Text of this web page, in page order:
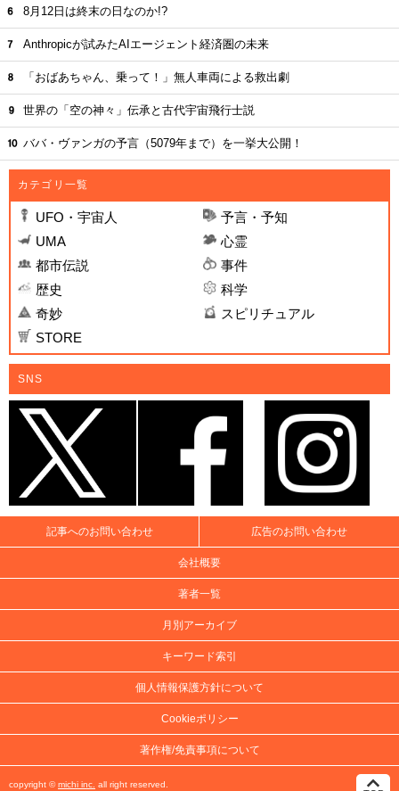
8月12日は終末の日なのか!?
Anthropicが試みたAIエージェント経済圏の未来
「おばあちゃん、乗って！」無人車両による救出劇
世界の「空の神々」伝承と古代宇宙飛行士説
ババ・ヴァンガの予言（5079年まで）を一挙大公開！
カテゴリ一覧
UFO・宇宙人
予言・予知
UMA
心霊
都市伝説
事件
歴史
科学
奇妙
スピリチュアル
STORE
SNS
記事へのお問い合わせ 広告のお問い合わせ
会社概要
著者一覧
月別アーカイブ
キーワード索引
個人情報保護方針について
Cookieポリシー
著作権/免責事項について
copyright ©michi inc. all right reserved.